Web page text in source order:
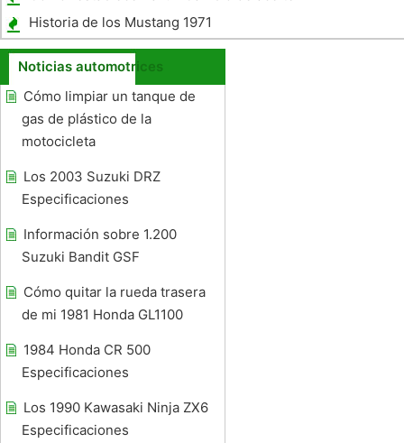
Accord 1993
en un Honda Odyssey
Historia de los Mustang 1971
Noticias automotrices
Cómo limpiar un tanque de
gas de plástico de la
motocicleta
Los 2003 Suzuki DRZ
Especificaciones
Información sobre 1.200
Suzuki Bandit GSF
Cómo quitar la rueda trasera
de mi 1981 Honda GL1100
1984 Honda CR 500
Especificaciones
Los 1990 Kawasaki Ninja ZX6
Especificaciones